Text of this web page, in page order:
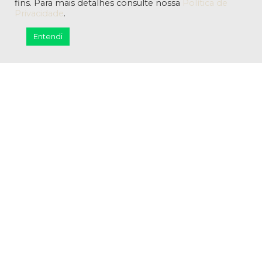
os clientes certos — aqueles que
valorizam o que só você tem.
Com 12 anos de experiência e mais de
fins. Para mais detalhes consulte nossa Política de
Privacidade.
Entendi